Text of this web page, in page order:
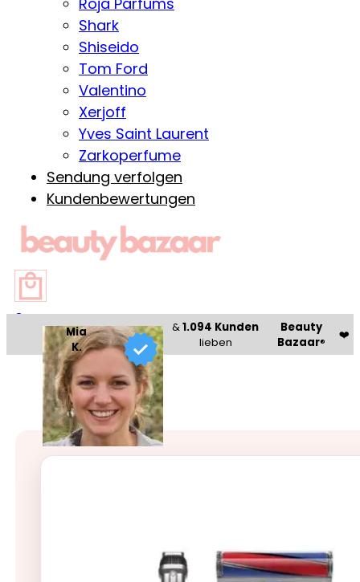
Shark
Shiseido
Tom Ford
Valentino
Xerjoff
Yves Saint Laurent
Zarkoperfume
Sendung verfolgen
Kundenbewertungen
0
Mia
K.
&1.094 Kunden
lieben
Beauty
Bazaar® ❤️